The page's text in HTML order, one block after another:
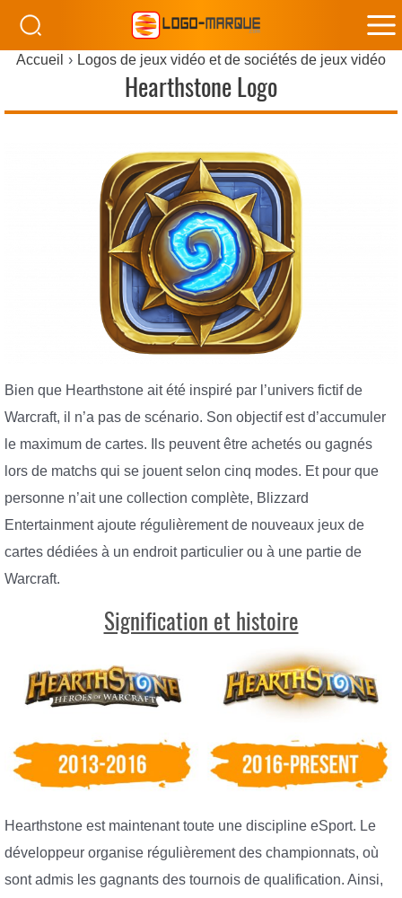
Accueil Logos de jeux vidéo et de sociétés de jeux vidéo
Hearthstone Logo
Bien que Hearthstone ait été inspiré par l’univers fictif de
Warcraft, il n’a pas de scénario. Son objectif est d’accumuler
le maximum de cartes. Ils peuvent être achetés ou gagnés
lors de matchs qui se jouent selon cinq modes. Et pour que
personne n’ait une collection complète, Blizzard
Entertainment ajoute régulièrement de nouveaux jeux de
cartes dédiées à un endroit particulier ou à une partie de
Warcraft.
Signification et histoire
Hearthstone est maintenant toute une discipline eSport. Le
développeur organise régulièrement des championnats, où
sont admis les gagnants des tournois de qualification. Ainsi,